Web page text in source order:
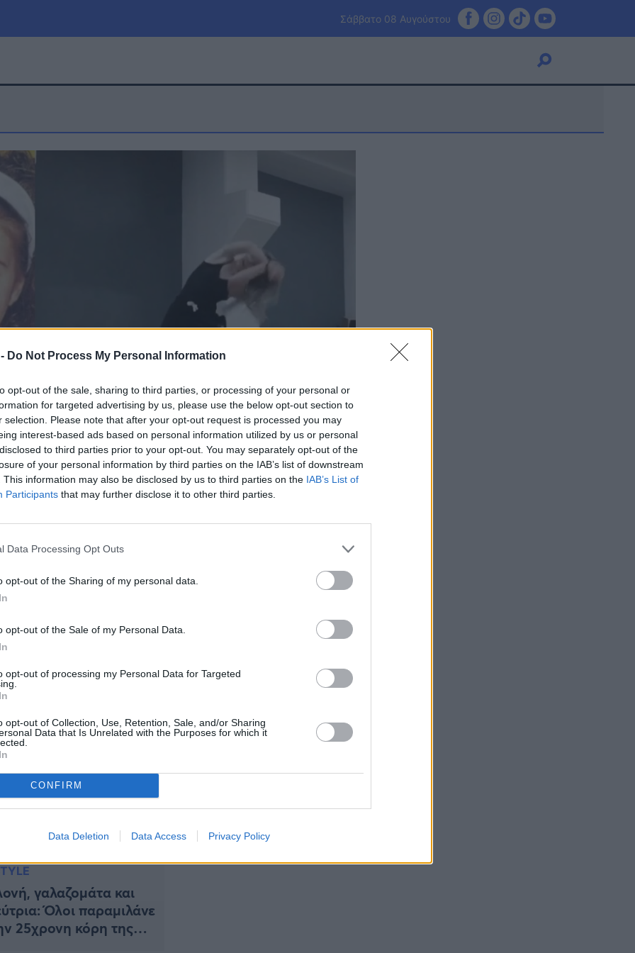
Do Not Process My Personal Information
opt-out of the sale, sharing to third parties, or processing of your personal or
for targeted advertising by us, please use the below opt-out section to
selection. Please note that after your opt-out request is processed you may
interest-based ads based on personal information utilized by us or personal
to third parties prior to your opt-out. You may separately opt-out of the
of your personal information by third parties on the IAB’s list of downstream
This information may also be disclosed by us to third parties on the IAB’s List of
Participants that may further disclose it to other third parties.
Data Processing Opt Outs
opt-out of the Sharing of my personal data.
opt-out of the Sale of my Personal Data.
opt-out of processing my Personal Data for Targeted
opt-out of Collection, Use, Retention, Sale, and/or Sharing
Data that Is Unrelated with the Purposes for which it
CONFIRM
Data Deletion Data Access Privacy Policy
Σάββατο 08 Αυγούστου
Όλοι παραμιλάνε με
Μανέ, Φαίδρα Νταϊόγλου
Νταϊόγλου δημοσίευσε ένα υπέροχο βίντεο
Η ίδια, ασχολείται επαγγελματικά με
βίντεο, εντυπωσιάζοντάς μας δικαίως,
επαγγελματικά με τον χορό Έτσι και χθες, η
της ένα υπέροχο […]
γαλαζομάτα και
Όλοι παραμιλάνε
25χρονη κόρη της